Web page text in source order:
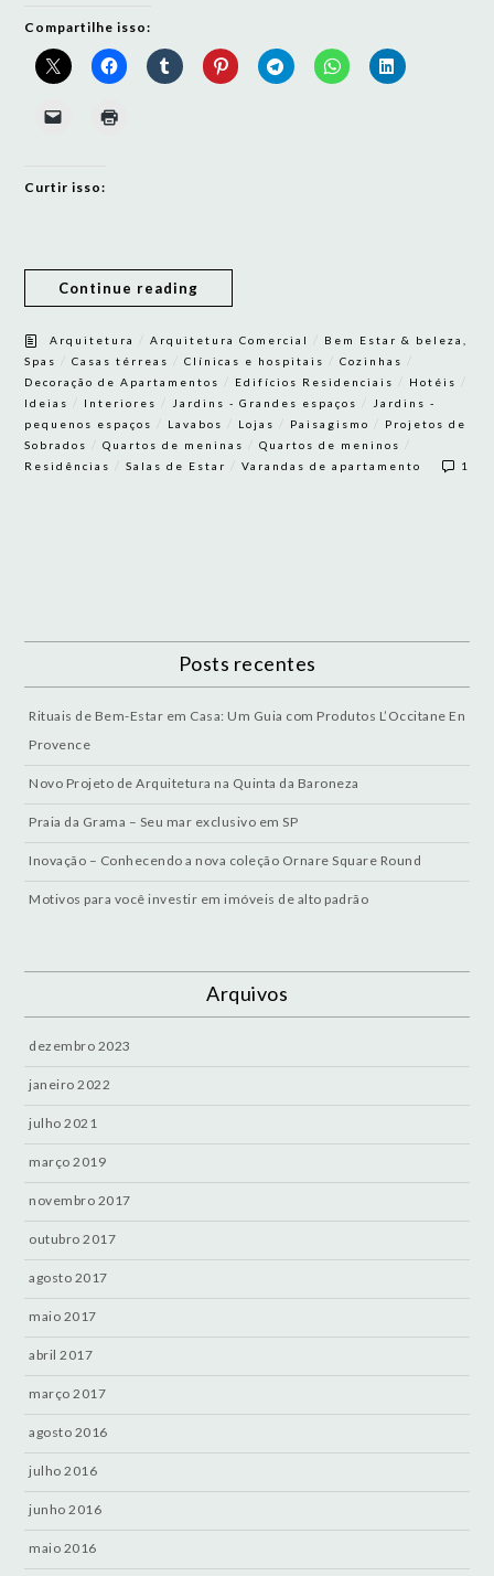
Compartilhe isso:
Curtir isso:
Continue reading
Arquitetura /Arquitetura Comercial
Bem Estar & beleza,
Spas
/Casas térreas /Clínicas e hospitais /Cozinhas
Decoração de Apartamentos Edifícios Residenciais Hotéis
Ideias Interiores /Jardins - Grandes espaços /Jardins -
pequenos espaços
Lavabos Lojas Paisagismo
Projetos de
Sobrados
/Quartos de meninas /Quartos de meninos
Residências /Salas de Estar /Varandas de apartamento 1
Posts recentes
Rituais de Bem-Estar em Casa: Um Guia com Produtos L’Occitane En
Provence
Novo Projeto de Arquitetura na Quinta da Baroneza
Praia da Grama – Seu mar exclusivo em SP
Inovação – Conhecendo a nova coleção Ornare Square Round
Motivos para você investir em imóveis de alto padrão
Arquivos
dezembro 2023
janeiro 2022
julho 2021
março 2019
novembro 2017
outubro 2017
agosto 2017
maio 2017
abril 2017
março 2017
agosto 2016
julho 2016
junho 2016
maio 2016